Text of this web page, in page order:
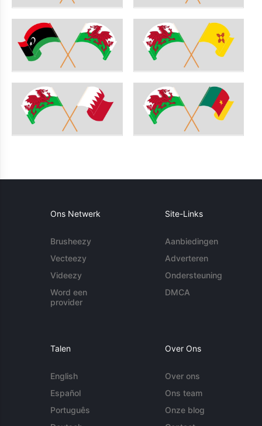
Ons Netwerk
Brusheezy
Vecteezy
Videezy
Word een
provider
Site-Links
Aanbiedingen
Adverteren
Ondersteuning
DMCA
Talen
English
Español
Português
Over Ons
Over ons
Ons team
Onze blog